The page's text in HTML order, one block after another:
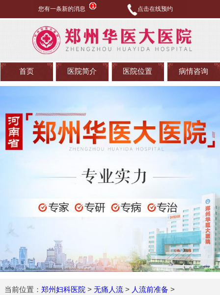
您有一条新的消息 点击在线预约
首页 医院简介 医院位置 病情咨询
当前位置： 郑州妇科医院 > 无痛人流> 人流前准备 >